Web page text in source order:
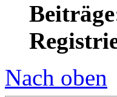
Nach oben